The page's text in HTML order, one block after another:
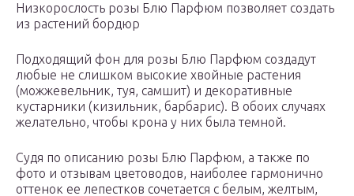
Низкорослость розы Блю Парфюм позволяет создать
из растений бордюр
Подходящий фон для розы Блю Парфюм создадут
любые не слишком высокие хвойные растения
(можжевельник, туя, самшит) и декоративные
кустарники (кизильник, барбарис). В обоих случаях
желательно, чтобы крона у них была темной.
Судя по описанию розы Блю Парфюм, а также по
фото и отзывам цветоводов, наиболее гармонично
оттенок ее лепестков сочетается с белым, желтым,